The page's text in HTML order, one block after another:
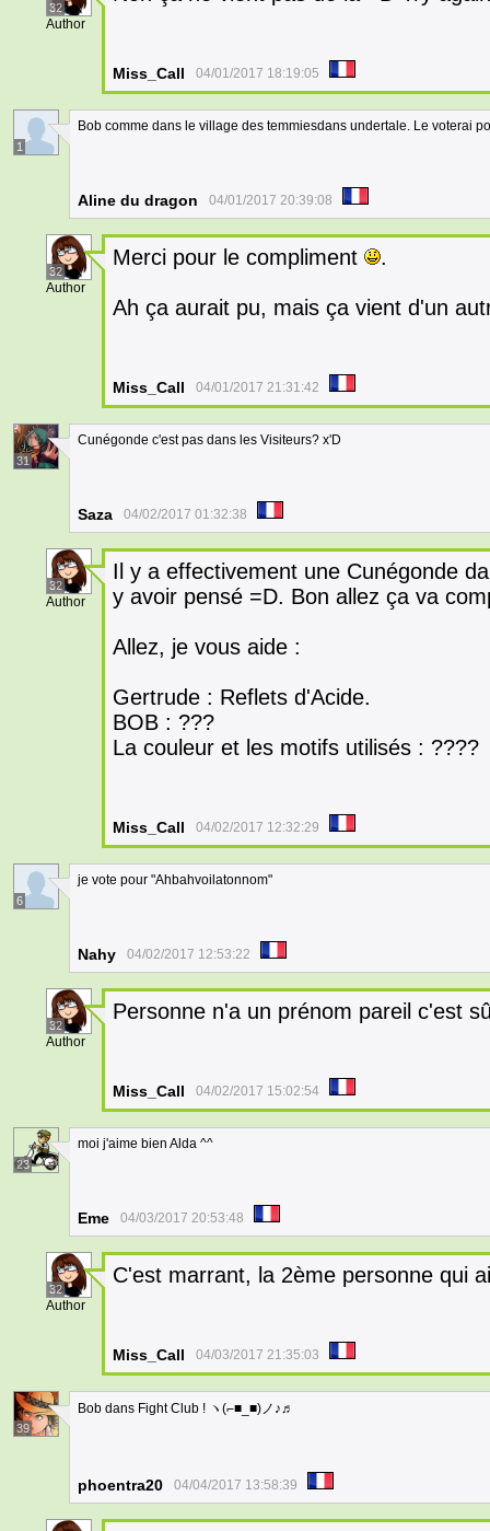
32
Author
Miss_Call 04/01/2017 18:19:05
1
Bob comme dans le village des temmiesdans undertale. Le voterai
Aline du dragon 04/01/2017 20:39:08
32
Author
Merci pour le compliment .
Ah ça aurait pu, mais ça vient d'un
Miss_Call 04/01/2017 21:31:42
31
Cunégonde c'est pas dans les Visiteurs? x'D
Saza 04/02/2017 01:32:38
32
Author
Il y a effectivement une Cunégonde
y avoir pensé =D. Bon allez ça va
Allez, je vous aide :
Gertrude : Reflets d'Acide.
BOB : ???
La couleur et les motifs utilisés : ????
Miss_Call 04/02/2017 12:32:29
6
je vote pour "Ahbahvoilatonnom"
Nahy 04/02/2017 12:53:22
32
Author
Personne n'a un prénom pareil c'est
Miss_Call 04/02/2017 15:02:54
23
moi j'aime bien Alda ^^
Eme 04/03/2017 20:53:48
32
Author
C'est marrant, la 2ème personne qui
Miss_Call 04/03/2017 21:35:03
39
Bob dans Fight Club ! ヽ(⌐■_■)ノ♪♬
phoentra20 04/04/2017 13:58:39